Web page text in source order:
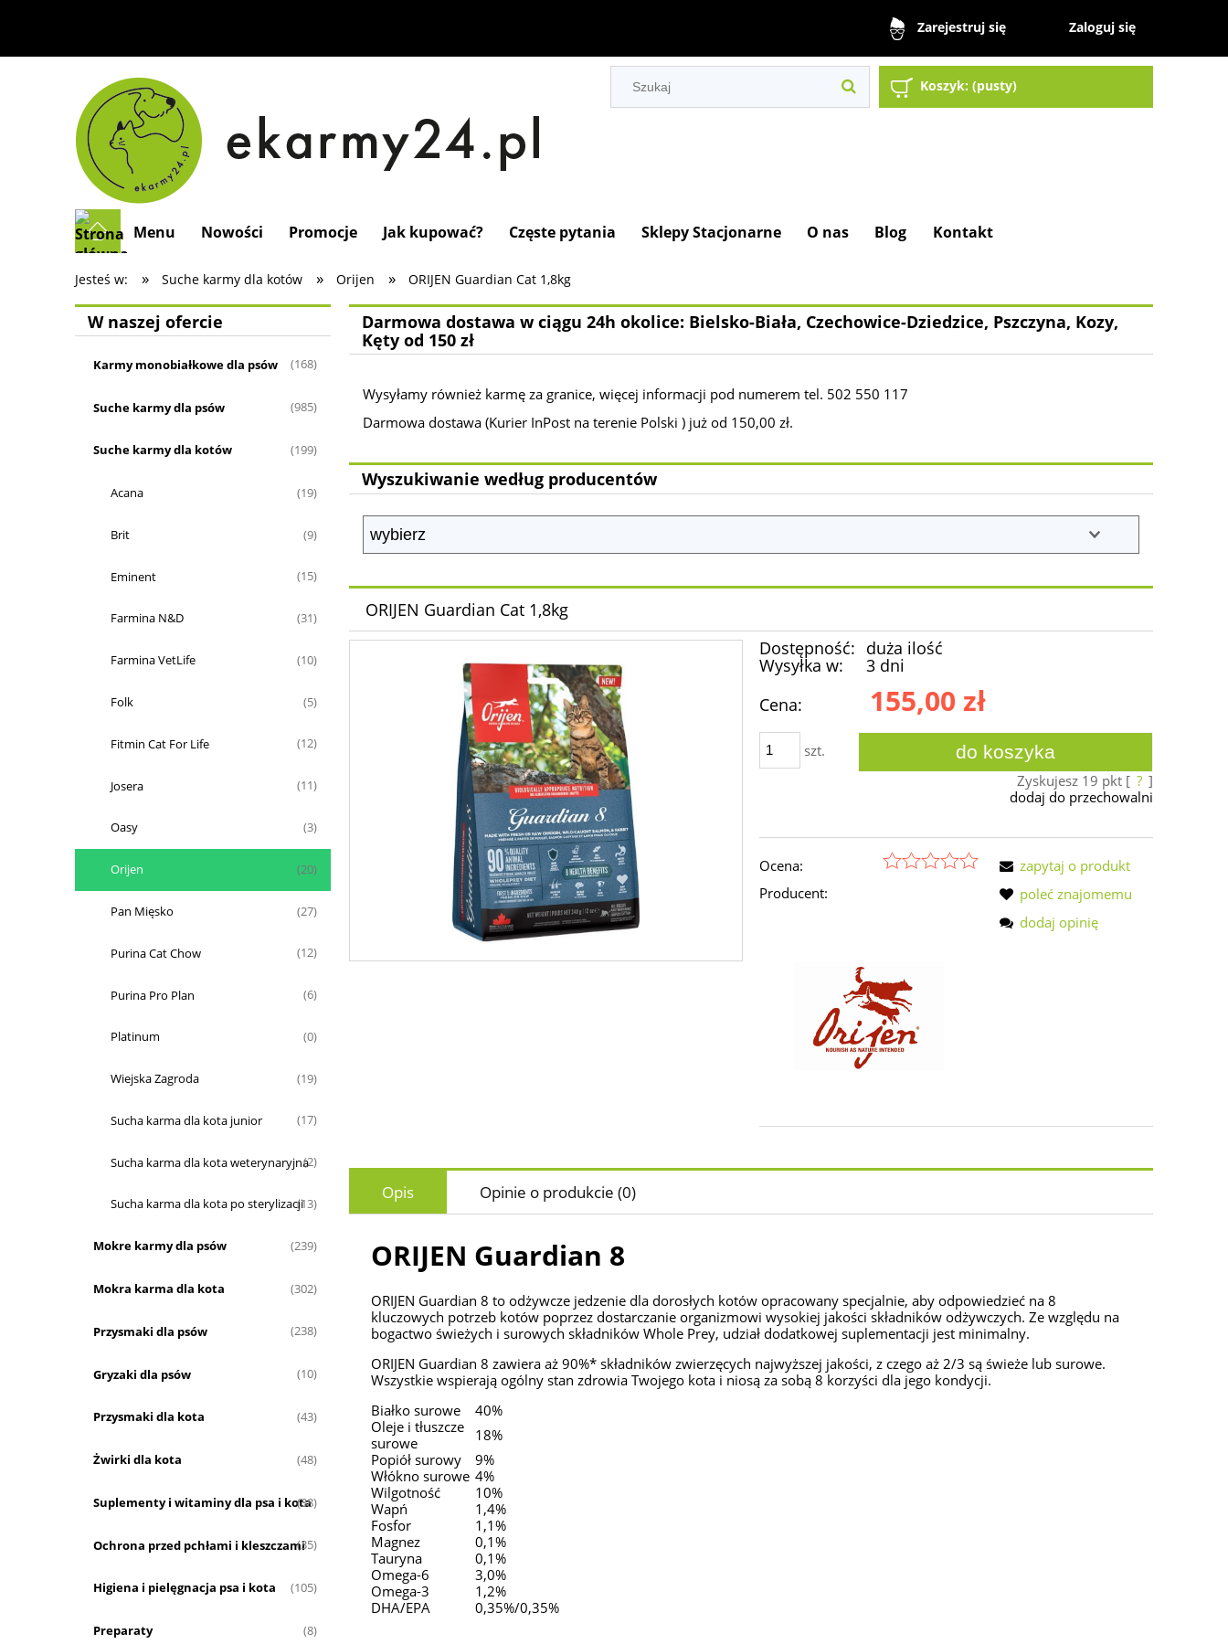
Zarejestruj się Zaloguj się
Koszyk: (pusty)
Menu Nowości Promocje Jak kupować? Częste pytania Sklepy Stacjonarne O nas Blog Kontakt
Jesteś w: » Suche karmy dla kotów » Orijen » ORIJEN Guardian Cat 1,8kg
W naszej ofercie
Karmy monobiałkowe dla psów (168)
Suche karmy dla psów (985)
Suche karmy dla kotów (199)
Acana (19)
Brit (9)
Eminent (15)
Farmina N&D (31)
Farmina VetLife (10)
Folk (5)
Fitmin Cat For Life (12)
Josera (11)
Oasy (3)
Orijen (20)
Pan Mięsko (27)
Purina Cat Chow (12)
Purina Pro Plan (6)
Platinum (0)
Wiejska Zagroda (19)
Sucha karma dla kota junior (17)
Sucha karma dla kota weterynaryjna(2)
Sucha karma dla kota po sterylizacji(13)
Mokre karmy dla psów (239)
Mokra karma dla kota (302)
Przysmaki dla psów (238)
Gryzaki dla psów (10)
Przysmaki dla kota (43)
Żwirki dla kota (48)
Suplementy i witaminy dla psa i kota
(38)
Ochrona przed pchłami i kleszczami(35)
Higiena i pielęgnacja psa i kota (105)
Preparaty (8)
Darmowa dostawa w ciągu 24h okolice: Bielsko-Biała, Czechowice-Dziedzice, Pszczyna, Kozy,
Kęty od 150 zł
Wysyłamy również karmę za granice, więcej informacji pod numerem tel. 502 550 117
Darmowa dostawa (Kurier InPost na terenie Polski ) już od 150,00 zł.
Wyszukiwanie według producentów
ORIJEN Guardian Cat 1,8kg
Dostępność: duża ilość
Wysyłka w:
3 dni
Cena:
155,00 zł
szt. do koszyka
Zyskujesz 19 pkt [ ? ]
dodaj do przechowalni
Ocena:
Producent:
zapytaj o produkt
poleć znajomemu
dodaj opinię
Opis Opinie o produkcie (0)
ORIJEN Guardian 8
ORIJEN Guardian 8 to odżywcze jedzenie dla dorosłych kotów opracowany specjalnie, aby odpowiedzieć na 8
kluczowych potrzeb kotów poprzez dostarczanie organizmowi wysokiej jakości składników odżywczych. Ze względu na
bogactwo świeżych i surowych składników Whole Prey, udział dodatkowej suplementacji jest minimalny.
ORIJEN Guardian 8 zawiera aż 90%* składników zwierzęcych najwyższej jakości, z czego aż 2/3 są świeże lub surowe.
Wszystkie wspierają ogólny stan zdrowia Twojego kota i niosą za sobą 8 korzyści dla jego kondycji.
Białko surowe
40%
Oleje i tłuszcze
surowe
18%
Popiół surowy
9%
Włókno surowe 4%
Wilgotność
10%
Wapń
1,4%
Fosfor
1,1%
Magnez
0,1%
Tauryna
0,1%
Omega-6
3,0%
Omega-3
1,2%
DHA/EPA
0,35%/0,35%